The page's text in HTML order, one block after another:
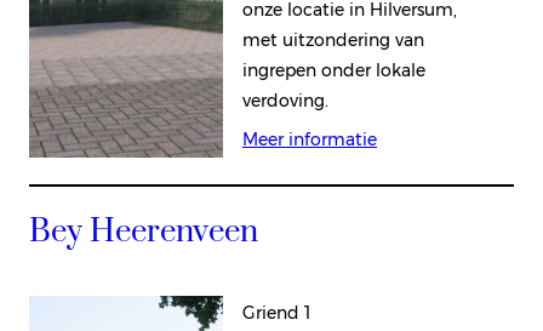
onze locatie in Hilversum,
met uitzondering van
ingrepen onder lokale
verdoving.
Meer informatie
Bey Heerenveen
Griend 1